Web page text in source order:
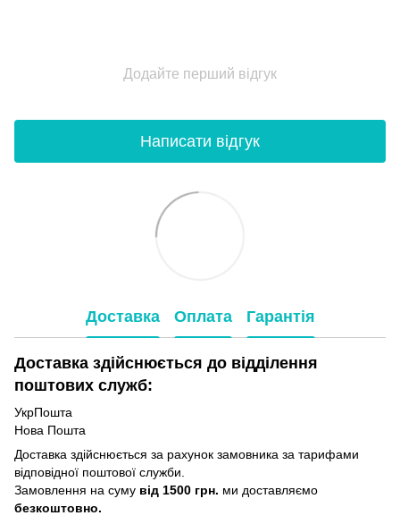
Додайте перший відгук
Написати відгук
Доставка Оплата Гарантія
Доставка здійснюється до відділення
поштових служб:
УкрПошта
Нова Пошта
Доставка здійснюється за рахунок замовника за тарифами
відповідної поштової служби.
Замовлення на суму від 1500 грн. ми доставляємо
безкоштовно.